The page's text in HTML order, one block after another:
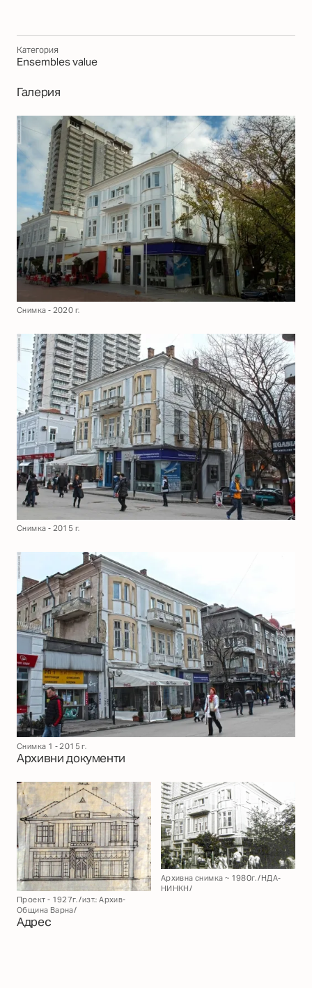
Категория
Еnsembles value
Галерия
Снимка - 2020 г.
Снимка - 2015 г.
Снимка 1 - 2015 г.
Архивни документи
Проект - 1927г. /изт.: Архив-
Община Варна/
Архивна снимка ~ 1980г. /НДА-
НИНКН/
Адрес